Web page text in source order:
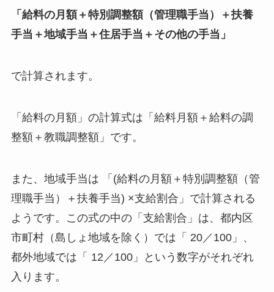
「給料の月額＋特別調整額（管理職手当）＋扶養
手当＋地域手当＋住居手当＋その他の手当」
で計算されます。
「給料の月額」の計算式は「給料月額＋給料の調
整額＋教職調整額」です。
また、地域手当は 「(給料の月額＋特別調整額（管
理職手当）＋扶養手当) ×支給割合」で計算される
ようです。この式の中の「支給割合」は、都内区
市町村（島しょ地域を除く）では「 20／100」、
都外地域では「 12／100」という数字がそれぞれ
入ります。